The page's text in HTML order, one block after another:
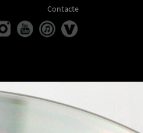
Contacte